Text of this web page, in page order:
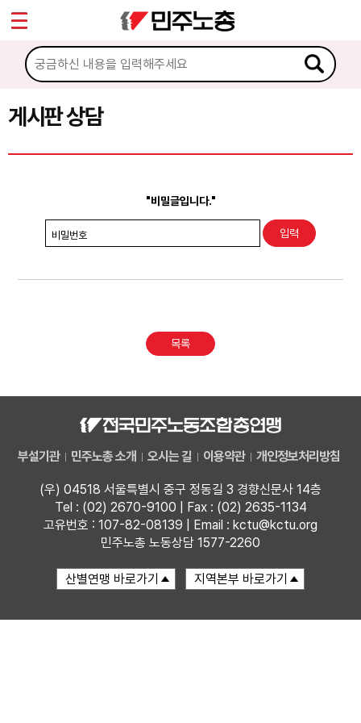
게시판 상담
"비밀글입니다."
비밀번호
목록
부설기관 민주노총 소개 오시는 길 이용약관 개인정보처리방침
(우) 04518 서울특별시 중구 정동길 3 경향신문사 14층
Tel : (02) 2670-9100 | Fax : (02) 2635-1134
고유번호 : 107-82-08139 | Email : kctu@kctu.org
민주노총 노동상담 1577-2260
마이페이지
소개
소식
노동상담
권리찾기수첩 검색
찾아보기
Sketchbook5, 스케치북5
Sketchbook5, 스케치북5